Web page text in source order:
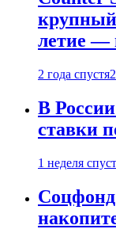
крупный
летие —
2 года спустя
В
ставки
1 неделя